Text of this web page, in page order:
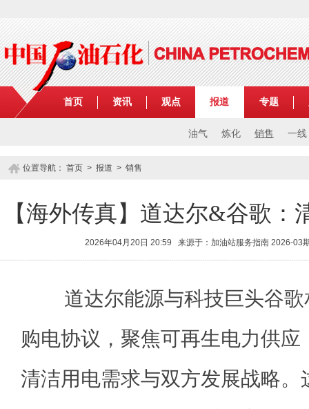
首页 资讯 观点 报道
油气 炼化 销售 一线
专题
位置导航： 首页 > 报道 > 销售
【海外传真】道达尔&谷歌：
2026年04月20日 20:59 来源于：加油站服务指南 2026-
道达尔能源与科技巨头谷
购电协议，聚焦可再生电力供
清洁用电需求与双方发展战略。